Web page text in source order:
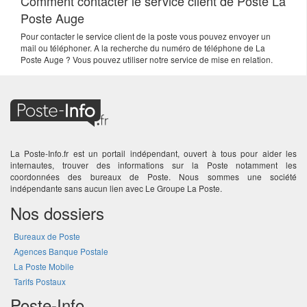
Poste Auge
Pour contacter le service client de la poste vous pouvez envoyer un
mail ou téléphoner. A la recherche du numéro de téléphone de La
Poste Auge ? Vous pouvez utiliser notre service de mise en relation.
La Poste-Info.fr est un portail indépendant, ouvert à tous pour aider les
internautes, trouver des informations sur la Poste notamment les
coordonnées des bureaux de Poste. Nous sommes une société
indépendante sans aucun lien avec Le Groupe La Poste.
Nos dossiers
Bureaux de Poste
Agences Banque Postale
La Poste Mobile
Tarifs Postaux